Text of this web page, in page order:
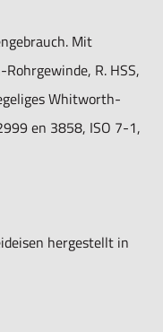
Mit
R. HSS,
Whitworth-
en 3858, ISO 7-1,
hergestellt in